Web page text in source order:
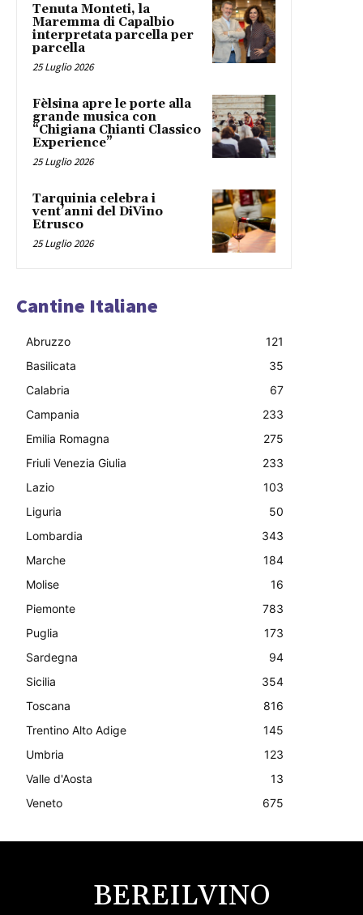
Tenuta Monteti, la
Maremma di Capalbio
interpretata parcella per
parcella
25 Luglio 2026
Fèlsina apre le porte alla
grande musica con
“Chigiana Chianti Classico
Experience”
25 Luglio 2026
Tarquinia celebra i
vent’anni del DiVino
Etrusco
25 Luglio 2026
Cantine Italiane
Abruzzo
121
Basilicata
35
Calabria
67
Campania
233
Emilia Romagna
275
Friuli Venezia Giulia
233
Lazio
103
Liguria
50
Lombardia
343
Marche
184
Molise
16
Piemonte
783
Puglia
173
Sardegna
94
Sicilia
354
Toscana
816
Trentino Alto Adige
145
Umbria
123
Valle d'Aosta
13
Veneto
675
BEREILVINO